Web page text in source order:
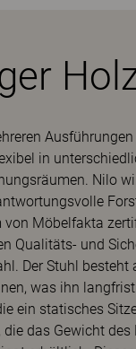
in
Nilo
Möbelfakta
Qualitäts- und
Der Stuhl besteht
was ihn
ein statisches
das Gewicht des